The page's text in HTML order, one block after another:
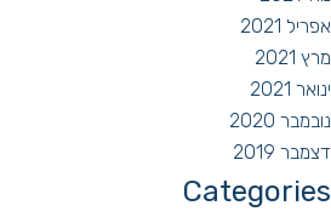
אפריל 2021
מרץ 2021
ינואר 2021
נובמבר 2020
דצמבר 2019
Categories